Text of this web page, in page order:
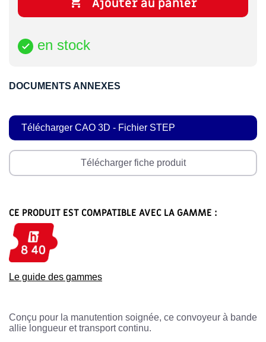
Ajouter au panier
 en stock
DOCUMENTS ANNEXES
Télécharger CAO 3D - Fichier STEP
Télécharger fiche produit
CE PRODUIT EST COMPATIBLE AVEC LA GAMME :
Le guide des gammes
Conçu pour la manutention soignée, ce convoyeur à bande
allie longueur et transport continu.